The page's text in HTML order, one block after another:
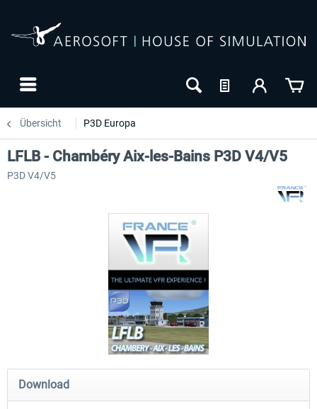
Übersicht P3D Europa
Hamburg-Finkenwerder Madeira X Evolution
LFLB - Chambéry Aix-les-Bains P3D V4/V5
P3D V4/V5
Download